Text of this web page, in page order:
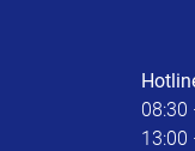
08:30
13:00